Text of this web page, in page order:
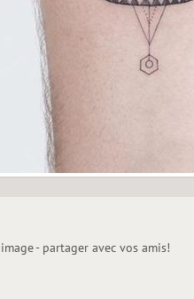
- partager avec vos amis!